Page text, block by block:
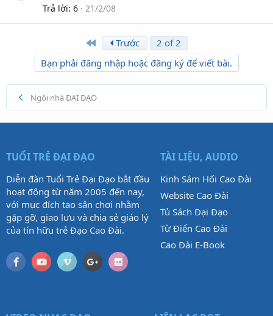
Trả lời 6 21/2/08
First Trước
2 of 2
Bạn phải đăng nhập hoặc đăng ký để viết bài.
Ngôi nhà ĐẠI ĐẠO
TUỔI TRẺ ĐẠI ĐẠO
Diễn đàn Tuổi Trẻ Đại Đạo bắt đầu
hoạt động từ năm 2005 đến nay,
với mục đích tạo sân chơi nhằm
gặp gỡ, giao lưu và chia sẻ giáo lý
của tín hữu trẻ Đạo Cao Đài.
TÀI LIỆU, AUDIO
Kinh Sám Hối Cao Đài
Website Cao Đài
Tủ Sách Đại Đạo
Từ Điển Cao Đài
Cao Đài E-Book